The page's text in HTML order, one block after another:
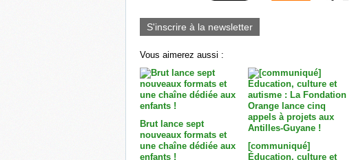
S'inscrire à la newsletter
Vous aimerez aussi :
Brut lance sept
nouveaux formats et
une chaîne dédiée aux
enfants !
[communiqué]
Éducation, culture et